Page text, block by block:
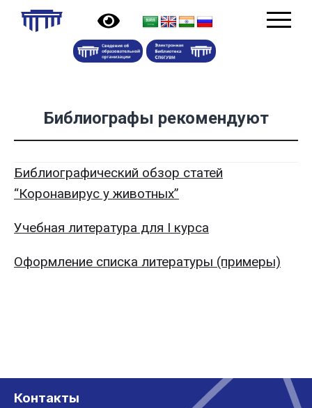
Библиографы рекомендуют
Библиографический обзор статей
“Коронавирус у животных”
Учебная литература для I курса
Оформление списка литературы (примеры)
Контакты